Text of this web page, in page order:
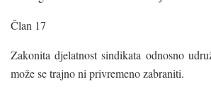
Član 17
Zakonita djelatnost sindikata odnosno
može se trajno ni privremeno zabraniti.